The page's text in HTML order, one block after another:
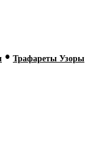
• Трафареты Узоры